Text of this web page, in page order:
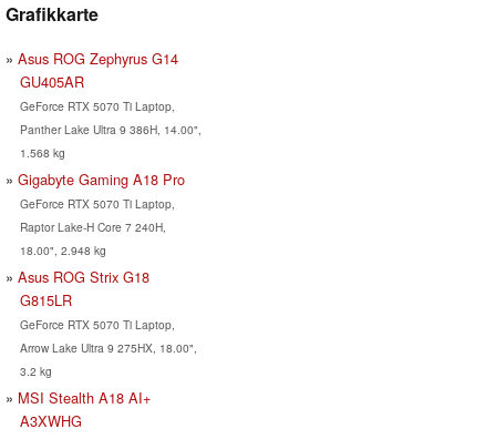
Grafikkarte
Asus ROG Zephyrus G14
GU405AR
GeForce RTX 5070 Ti Laptop,
Panther Lake Ultra 9 386H, 14.00",
1.568 kg
Gigabyte Gaming A18 Pro
GeForce RTX 5070 Ti Laptop,
Raptor Lake-H Core 7 240H,
18.00", 2.948 kg
Asus ROG Strix G18
G815LR
GeForce RTX 5070 Ti Laptop,
Arrow Lake Ultra 9 275HX, 18.00",
3.2 kg
MSI Stealth A18 AI+
A3XWHG